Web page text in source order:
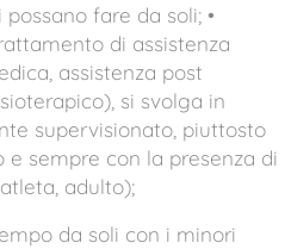
fare da soli; •
di assistenza
assistenza post
si svolga in
supervisionato, piuttosto
sempre con la presenza di
adulto);
da soli con i minori